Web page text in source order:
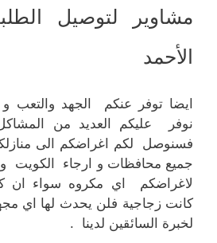
مشاوير لتوصيل
الأحمد
ايضا توفر عنكم الجهد والتعب
نوفر عليكم العديد من
فسنوصل لكم اغراضكم الى
جميع محافظات و ارجاء الكويت
لاغراضكم اي مكروه سواء ان
كانت زجاجية فلن يحدث لها اي
لخبرة السائقين لدينا .